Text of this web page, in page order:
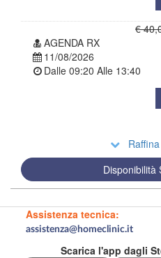
€
AGENDA RX
11/08/2026
Dalle 09:20 Alle 13:40
Disponibilità
Assistenza tecnica:
assistenza@homeclinic.it
Scarica l'app dagli